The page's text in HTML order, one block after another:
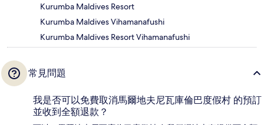
Kurumba Maldives Resort
Kurumba Maldives Vihamanafushi
Kurumba Maldives Resort Vihamanafushi
常見問題
我是否可以免費取消馬爾地夫尼瓦庫倫巴度假村 的預訂
並收到全額退款？